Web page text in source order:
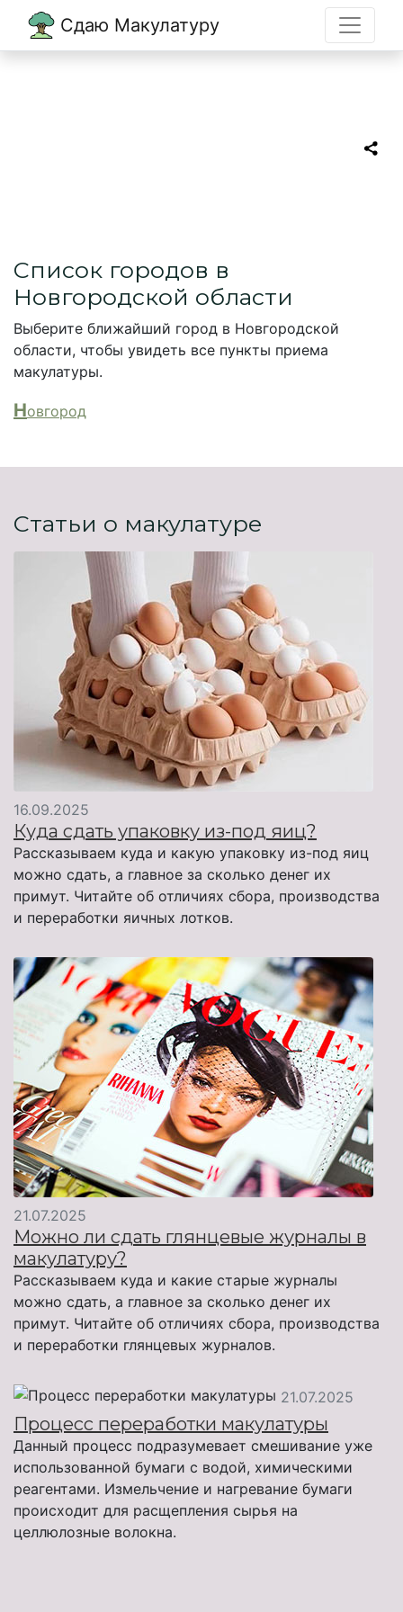
Сдаю Макулатуру
Список городов в
Новгородской области
Выберите ближайший город в Новгородской
области, чтобы увидеть все пункты приема
макулатуры.
Новгород
Статьи о макулатуре
16.09.2025
Куда сдать упаковку из-под яиц?
Рассказываем куда и какую упаковку из-под яиц
можно сдать, а главное за сколько денег их
примут. Читайте об отличиях сбора, производства
и переработки яичных лотков.
21.07.2025
Можно ли сдать глянцевые журналы в
макулатуру?
Рассказываем куда и какие старые журналы
можно сдать, а главное за сколько денег их
примут. Читайте об отличиях сбора, производства
и переработки глянцевых журналов.
21.07.2025
Процесс переработки макулатуры
Данный процесс подразумевает смешивание уже
использованной бумаги с водой, химическими
реагентами. Измельчение и нагревание бумаги
происходит для расщепления сырья на
целлюлозные волокна.